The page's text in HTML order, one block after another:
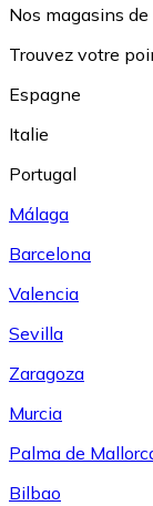
Nos magasins
Trouvez votre
Espagne
Italie
Portugal
Málaga
Barcelona
Valencia
Sevilla
Zaragoza
Murcia
Palma de
Bilbao